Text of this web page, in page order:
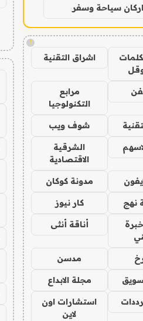
اركان سياحة وسفر
!
اشراق التقنية
مرابع
التكنولوجيا
شوف ويب
الشرقية
الاقتصادية
مدونة كوكان
نهج كار نيوز
أناقة أنثى
مدسن
مجلة الابداع
استشارات اون
لاين